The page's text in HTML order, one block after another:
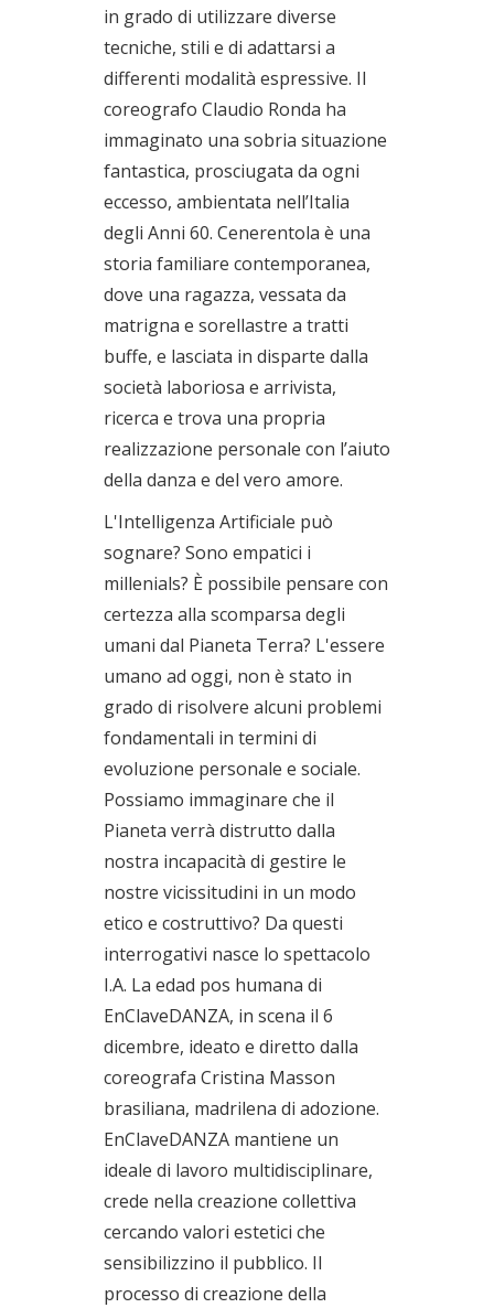
in grado di utilizzare diverse
tecniche, stili e di adattarsi a
differenti modalità espressive. Il
coreografo Claudio Ronda ha
immaginato una sobria situazione
fantastica, prosciugata da ogni
eccesso, ambientata nell’Italia
degli Anni 60. Cenerentola è una
storia familiare contemporanea,
dove una ragazza, vessata da
matrigna e sorellastre a tratti
buffe, e lasciata in disparte dalla
società laboriosa e arrivista,
ricerca e trova una propria
realizzazione personale con l’aiuto
della danza e del vero amore.
L'Intelligenza Artificiale può
sognare? Sono empatici i
millenials? È possibile pensare con
certezza alla scomparsa degli
umani dal Pianeta Terra? L'essere
umano ad oggi, non è stato in
grado di risolvere alcuni problemi
fondamentali in termini di
evoluzione personale e sociale.
Possiamo immaginare che il
Pianeta verrà distrutto dalla
nostra incapacità di gestire le
nostre vicissitudini in un modo
etico e costruttivo? Da questi
interrogativi nasce lo spettacolo
I.A. La edad pos humana di
EnClaveDANZA, in scena il 6
dicembre, ideato e diretto dalla
coreografa Cristina Masson
brasiliana, madrilena di adozione.
EnClaveDANZA mantiene un
ideale di lavoro multidisciplinare,
crede nella creazione collettiva
cercando valori estetici che
sensibilizzino il pubblico. Il
processo di creazione della